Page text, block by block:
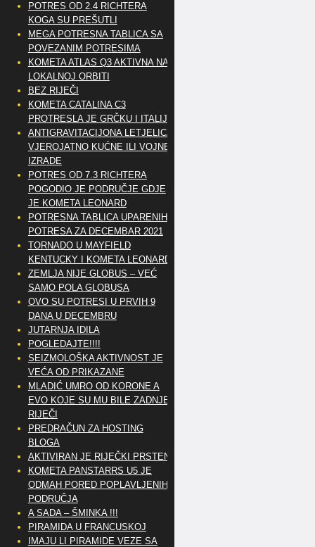
POTRES OD 2.4 RICHTERA
KOGA SU PREŠUTLI
MEGA POTRESNA TABLICA SA
POVEZANIM POTRESIMA
KOMETA ATLAS Q3 AKTIVNA NA
LOKALNOJ ORBITI
BEZ RIJEČI
KOMETA CATALINA C3
PROTRESLA JE GRČKU I ITALIJU
ANTIGRAVITACIJONA LETJELICA
VJEROJATNO KUĆNE ILI VOJNE
IZRADE
POTRES OD 7.3 RICHTERA
POGODIO JE PODRUČJE GDJE
JE KOMETA LEONARD
POTRESNA TABLICA UPARENIH
POTRESA ZA DECEMBAR 2021
TORNADO U MAYFIELD
KENTUCKY I KOMETA LEONARD
ZEMLJA NIJE GLOBUS – VEĆ
SAMO POLA GLOBUSA
OVO SU POTRESI U PRVIH 9
DANA U DECEMBRU
JUTARNJA IDILA
POGLEDAJTE!!!!
SEIZMOLOŠKA AKTIVNOST JE
VEĆA OD PRIKAZANE
MLADIĆ UMRO OD KORONE A
EVO KOJE SU MU BILE ZADNJE
RIJEČI
PREDRAČUN ZA HOSTING
BLOGA
AKTIVIRAN JE RIJEČKI PRSTEN
KOMETA PANSTARRS U5 JE
ODMAH PORED POPLAVLJENIH
PODRUČJA
A SADA – ŠMINKA !!!
PIRAMIDA U FRANCUSKOJ
IMAJU LI PIRAMIDE VEZE SA